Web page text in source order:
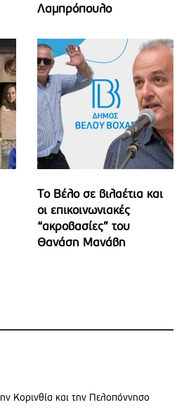
Λαμπρόπουλο
Το Βέλο σε βιλαέτια και
οι επικοινωνιακές
“ακροβασίες” του
Θανάση Μανάβη
Κορινθία και την Πελοπόννησο